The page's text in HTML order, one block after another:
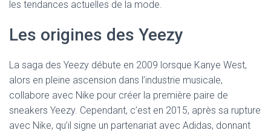
les tendances actuelles de la mode.
Les origines des Yeezy
La saga des Yeezy débute en 2009 lorsque Kanye West,
alors en pleine ascension dans l’industrie musicale,
collabore avec Nike pour créer la première paire de
sneakers Yeezy. Cependant, c’est en 2015, après sa rupture
avec Nike, qu’il signe un partenariat avec Adidas, donnant